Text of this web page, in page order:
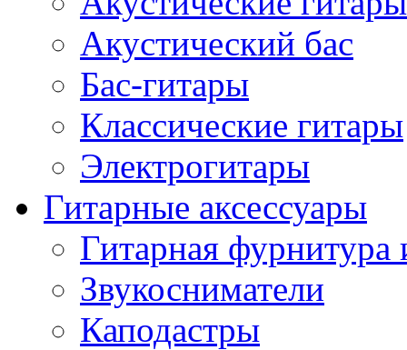
Акустический бас
Бас-гитары
Классические гитары
Электрогитары
Гитарные аксессуары
Гитарная фурнитура
Звукосниматели
Каподастры